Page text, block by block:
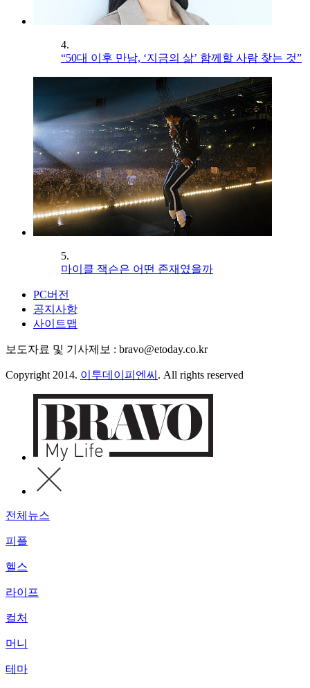
4.
“50대 이후 만남, ‘지금의 삶’ 함께할 사람 찾는 것”
5.
마이클 잭슨은 어떤 존재였을까
PC버전
공지사항
사이트맵
보도자료 및 기사제보 : bravo@etoday.co.kr
Copyright 2014. 이투데이피엔씨 . All rights reserved
전체뉴스
피플
헬스
라이프
컬처
머니
테마